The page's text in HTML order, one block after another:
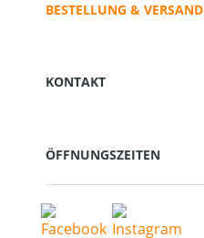
BESTELLUNG & VERSAND
KONTAKT
ÖFFNUNGSZEITEN